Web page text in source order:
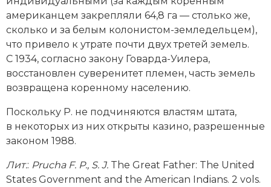
Новая история
Нумизматика
Образование
Общественные объединения и организации
Политическая история
Революции и народные движения
американцем закрепляли 64,8 га — столько же,
сколько и за белым колонистом-­земледельцем),
что привело к утрате почти двух третей земель.
С 1934, согласно закону Говарда-­Уилера,
восстановлен суверенитет племен, часть земель
возвращена коренному населению.
Поскольку Р. не подчиняются властям штата,
в некоторых из них открыты казино, разрешенные
законом 1988.
Лит.: Prucha F. P., S. J. The Great Father: The United
States Government and the American Indians. 2 vols.